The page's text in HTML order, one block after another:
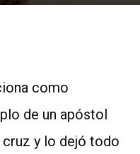
como
de un apóstol
y lo dejó todo